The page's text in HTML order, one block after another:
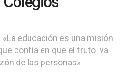
educación es una misión
confía en que el fruto va
de las personas»